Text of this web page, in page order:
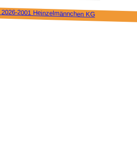
2026-2001 Heinzel­männchen KG